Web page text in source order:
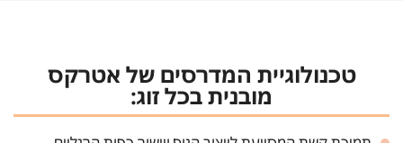
טכנולוגיית המדרסים של אטרקס
מובנית בכל זוג: